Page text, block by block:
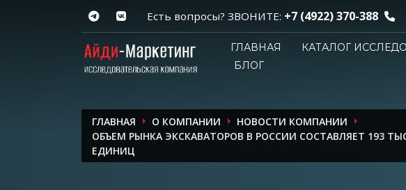
Есть вопросы? ЗВОНИТЕ: +7 (4922) 370-388
ГЛАВНАЯ КАТАЛОГ
БЛОГ
ГЛАВНАЯ О КОМПАНИИ
НОВОСТИ КОМПАНИИ
ОБЪЕМ РЫНКА ЭКСКАВАТОРОВ В РОССИИ СОСТАВЛЯЕТ 193
ЕДИНИЦ